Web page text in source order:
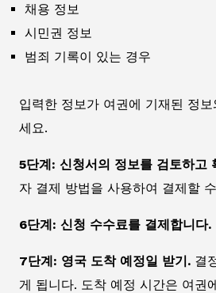
채용 정보
시민권 정보
범죄 기록이 있는 경우
입력한 정보가 여권에 기재된 정
세요.
5단계: 신청서의 정보를 검토하고
자 결제 방법을 사용하여 결제할
6단계: 신청 수수료를 결제합니다.
7단계: 영국 도착 예정일 받기. 결
게 됩니다. 도착 예정 시간은 여권